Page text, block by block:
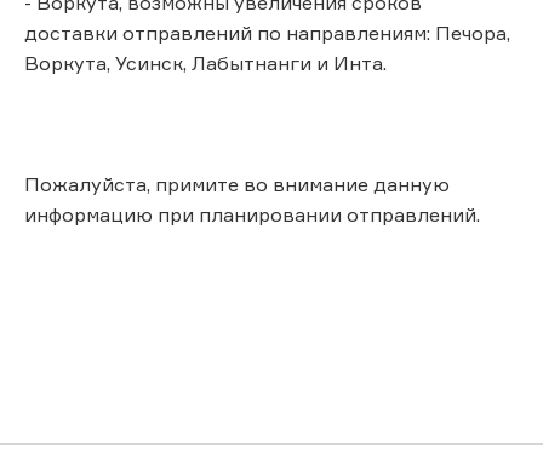
доставки отправлений по направлениям: Печора,
Воркута, Усинск, Лабытнанги и Инта.
Пожалуйста, примите во внимание данную
информацию при планировании отправлений.